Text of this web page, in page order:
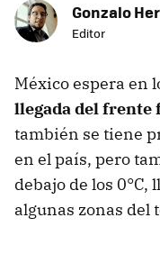
Gonzalo
Editor
México espera en
llegada del frente
también se tiene
en el país, pero
debajo de los 0°C,
algunas zonas del